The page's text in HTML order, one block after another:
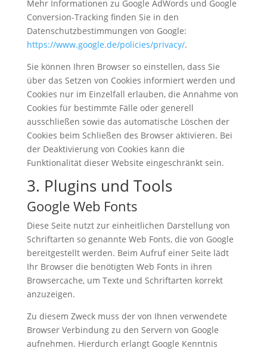
Mehr Informationen zu Google AdWords und Google
Conversion-Tracking finden Sie in den
Datenschutzbestimmungen von Google:
https://www.google.de/policies/privacy/.
Sie können Ihren Browser so einstellen, dass Sie
über das Setzen von Cookies informiert werden und
Cookies nur im Einzelfall erlauben, die Annahme von
Cookies für bestimmte Fälle oder generell
ausschließen sowie das automatische Löschen der
Cookies beim Schließen des Browser aktivieren. Bei
der Deaktivierung von Cookies kann die
Funktionalität dieser Website eingeschränkt sein.
3. Plugins und Tools
Google Web Fonts
Diese Seite nutzt zur einheitlichen Darstellung von
Schriftarten so genannte Web Fonts, die von Google
bereitgestellt werden. Beim Aufruf einer Seite lädt
Ihr Browser die benötigten Web Fonts in ihren
Browsercache, um Texte und Schriftarten korrekt
anzuzeigen.
Zu diesem Zweck muss der von Ihnen verwendete
Browser Verbindung zu den Servern von Google
aufnehmen. Hierdurch erlangt Google Kenntnis